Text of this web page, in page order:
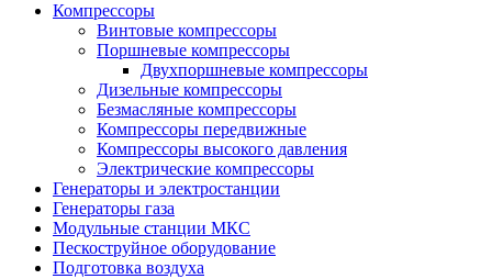
Компрессоры
Винтовые компрессоры
Поршневые компрессоры
Двухпоршневые компрессоры
Дизельные компрессоры
Безмасляные компрессоры
Компрессоры передвижные
Компрессоры высокого давления
Электрические компрессоры
Генераторы и электростанции
Генераторы газа
Модульные станции МКС
Пескоструйное оборудование
Подготовка воздуха